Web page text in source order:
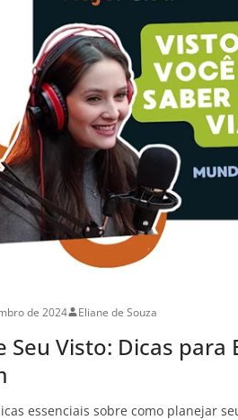
de 2024 Eliane de Souza
Seu Visto: Dicas
essenciais sobre como planejar